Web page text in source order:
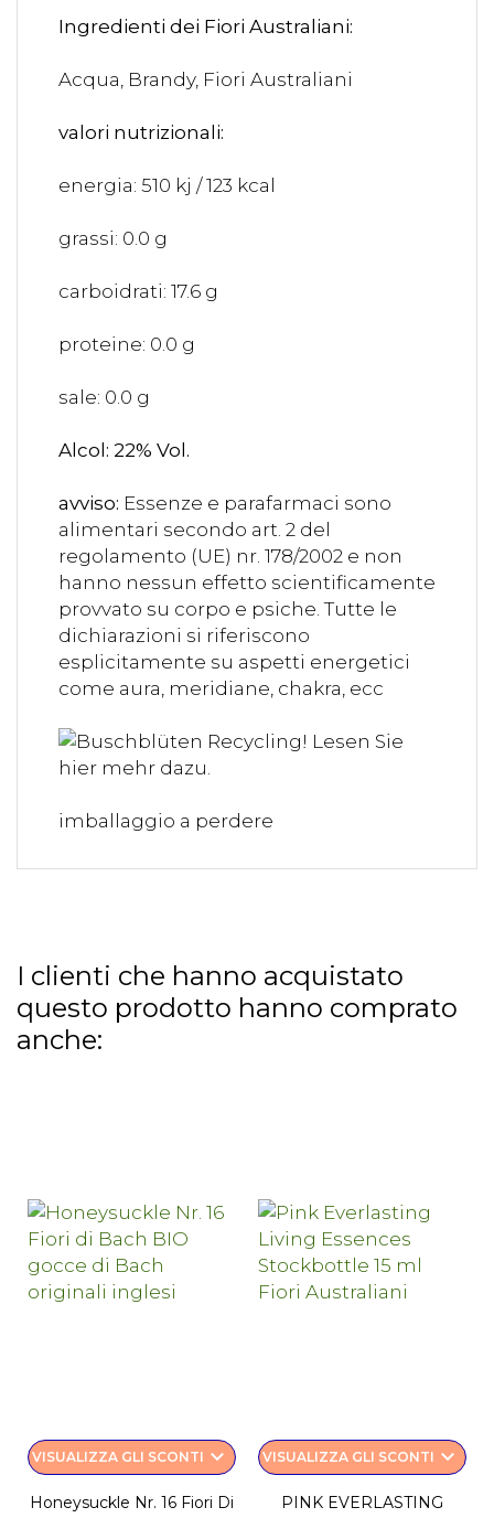
Ingredienti dei Fiori Australiani:
Acqua, Brandy, Fiori Australiani
valori nutrizionali:
energia: 510 kj / 123 kcal
grassi: 0.0 g
carboidrati: 17.6 g
proteine: 0.0 g
sale: 0.0 g
Alcol: 22% Vol.
avviso: Essenze e parafarmaci sono
alimentari secondo art. 2 del
regolamento (UE) nr. 178/2002 e non
hanno nessun effetto scientificamente
provvato su corpo e psiche. Tutte le
dichiarazioni si riferiscono
esplicitamente su aspetti energetici
come aura, meridiane, chakra, ecc
imballaggio a perdere
I clienti che hanno acquistato
questo prodotto hanno comprato
anche:
VISUALIZZA GLI SCONTI keyboard_arrow_down
Honeysuckle Nr. 16 Fiori Di
VISUALIZZA GLI SCONTI keyboard_arrow_down
PINK EVERLASTING